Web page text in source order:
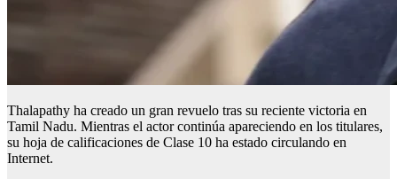
Thalapathy ha creado un gran revuelo tras su reciente victoria en
Tamil Nadu. Mientras el actor continúa apareciendo en los titulares,
su hoja de calificaciones de Clase 10 ha estado circulando en
Internet.